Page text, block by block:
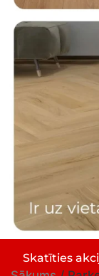
Skatīties